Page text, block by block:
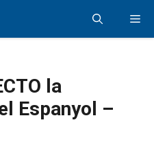
la
Espanyol –